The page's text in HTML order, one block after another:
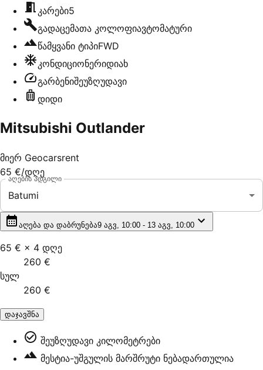
კარები5
გადაცემათა კოლოფიავტომატური
წამყვანი ტიპიFWD
კონდიციონერიდიახ
გარბენიშეუზღუდავი
დიდი
Mitsubishi Outlander
მიერ Geocarsrent
65 €/დღე
აღების ადგილი
Batumi
აღება და დაბრუნება9 აგვ, 10:00 - 13 აგვ, 10:00
65 € × 4 დღე
260 €
სულ
260 €
დაჯავშნა
შეუზღუდავი კილომეტრები
მესტია-უშგულის მარშრუტი ნებადართულია